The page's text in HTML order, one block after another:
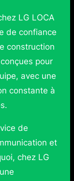
LG LOCA
de confiance
construction
pour
avec une
constante à
de
et
chez LG